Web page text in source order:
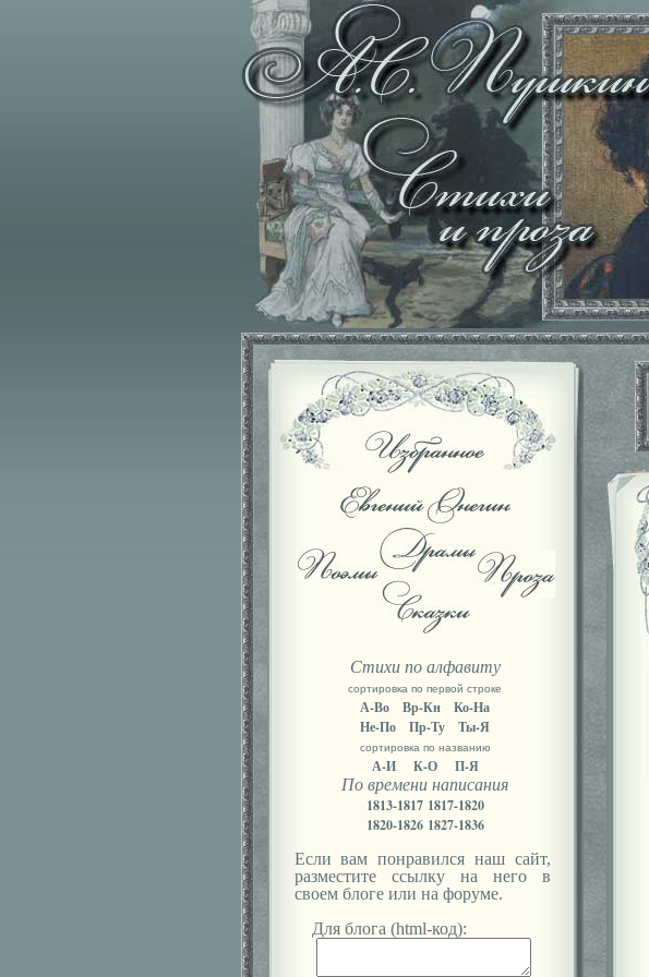
Стихи по алфавиту
сортировка по первой строке
А-Во Вр-Кн
Ко-На
Не-По
Пр-Ту Ты-Я
сортировка по названию
А-И К-О
П-Я
По времени написания
1813-1817 1817-1820
1820-1826 1827-1836
Если вам понравился наш сайт,
разместите ссылку на него в
своем блоге или на форуме.
Для блога (html-код):